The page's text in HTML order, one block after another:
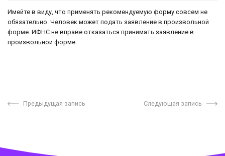
Имейте в виду, что применять рекомендуемую форму совсем не
обязательно. Человек может подать заявление в произвольной
форме. ИФНС не вправе отказаться принимать заявление в
произвольной форме.
Предыдущая запись Следующая запись